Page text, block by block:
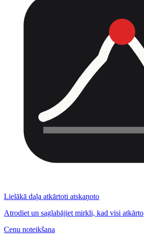
Lielākā daļa atkārtoti atskaņoto
Atrodiet un saglabājiet mirkli, kad visi atkārto
Cenu noteikšana